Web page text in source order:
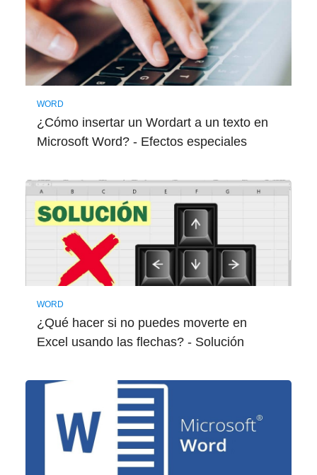
WORD
¿Cómo insertar un Wordart a un texto en
Microsoft Word? - Efectos especiales
WORD
¿Qué hacer si no puedes moverte en
Excel usando las flechas? - Solución